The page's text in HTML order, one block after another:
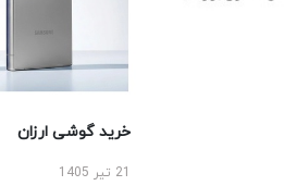
خرید گوشی ارزان